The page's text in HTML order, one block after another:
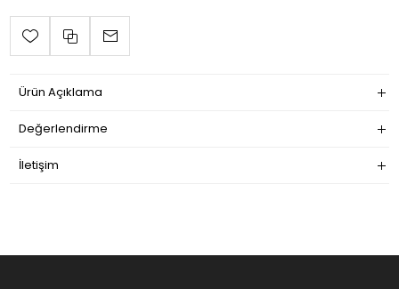
Ürün Açıklama
Değerlendirme
İletişim